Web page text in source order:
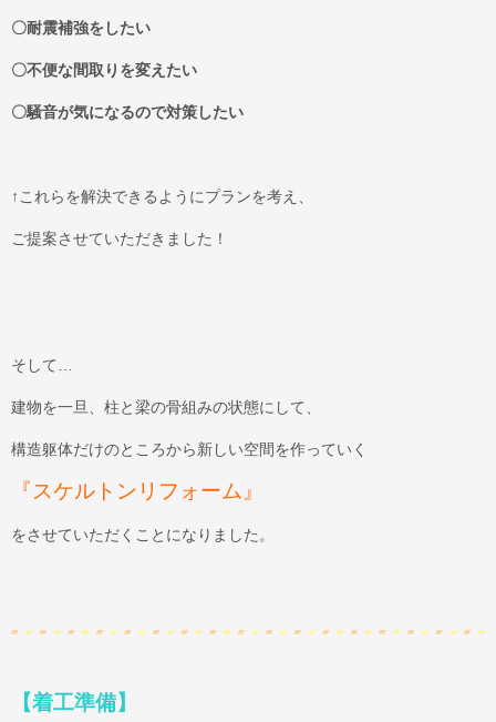
〇耐震補強をしたい
〇不便な間取りを変えたい
〇騒音が気になるので対策したい
↑これらを解決できるようにプランを考え、
ご提案させていただきました！
そして…
建物を一旦、柱と梁の骨組みの状態にして、
構造躯体だけのところから新しい空間を作っていく
『スケルトンリフォーム』
をさせていただくことになりました。
【着工準備】